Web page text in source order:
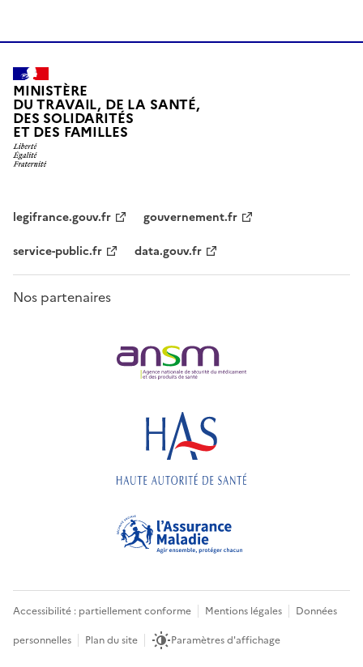
MINISTÈRE
DU TRAVAIL, DE LA SANTÉ,
DES SOLIDARITÉS
ET DES FAMILLES
legifrance.gouv.fr
gouvernement.fr
service-public.fr
data.gouv.fr
Nos partenaires
Accessibilité : partiellement conforme Mentions légales
Données
personnelles
Plan du site Paramètres d'affichage